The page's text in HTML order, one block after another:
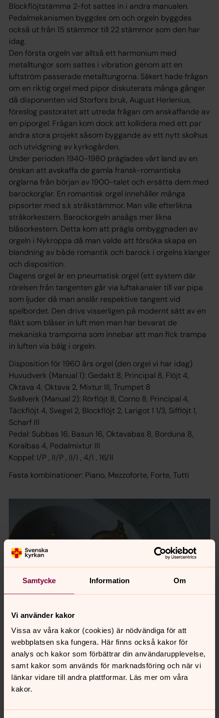
Samtycke Information Om
Vi använder kakor
Vissa av våra kakor (cookies) är nödvändiga för att
webbplatsen ska fungera. Här finns också kakor för
analys och kakor som förbättrar din användarupplevelse,
samt kakor som används för marknadsföring och när vi
länkar vidare till andra plattformar. Läs mer om våra
kakor.
Blockflöjtstämma 2-fot sattes in i andra manualen.
Pedalmekanismen byggdes om och orgeln byggdes
också ut från 15 stämmor till 22 stämmor som den har
idag.
Den första orgeln var alltså ett harmonium med
metalltungor som sattes i vibration genom att en
luftström passerade metalltungorna. Säkert hade frågan
om en riktig orgel med pipor diskuterats många gånger
då disponenten vid Storfors bruk, August Herlenius,
föreslog pastoratet att utreda frågan om anskaffande av
en piporgel. Frågan kom dock att kollidera med ett par
andra stora projekt såsom byggande av ett nytt skolhus
och utvidgning av kyrkogården.
Under perioden 1940-1980 präglades vårt land av en
önskan att avskaffa de gamla fransk-romantiska
orglarna från början av 1900-talet och ersätta dem med
barockorglar. En romantisk orgel innehåller många
pipsorter med s.k stråkstämmor. Man ville efterlikna
stråkorkestern. Barockorgeln ansågs mer likna
blåsorkestern. Detta kom att prägla ombyggnaden av
orgeln i Nykroppa då man valde att försöka skapa en
blandning av både romantik och barock i orgelns klanger
och disposition.
Dagens orgel är en pneumatisk orgel (ett system där
rörelsen från tangenten går via luftakanaler till var pipa
som ljuder då man anslår respektive tangent vid
spelbordet. Den drivs visserligen på modernt sätt av en
fläkt som blåser in luft men man har bevarat de
mekaniska tramporna som innebar att man fick trampa
in luften via bälg i orgeln.
Disposition för 1960 års orgel (den orgel vi har idag)
Huvudverk (Manual 1): Gedakt 8, Principal 8, Flöjt 4,
Oktava 4, Oktava 2, Mixtur III, Trumpet 8
Svällverk (Manual 2): Rörflöjt 8, Corno 8, Principal 4,
Täckflöjt 4, Svegel 2, Blockflöjt 2, Larigot 1 1/3, Sifflöjt 1,
Scharf III
Pedal: Subbas 16, Basun 16, Oktavabas 8, Borduna 8,
Koralbas 4, Pedalmixtur III
Koppel: I/P , II/P , II/I , 4/I , 16/II
Fasta kombinationer: Piano, Mezzoforte, Forte, Tutti